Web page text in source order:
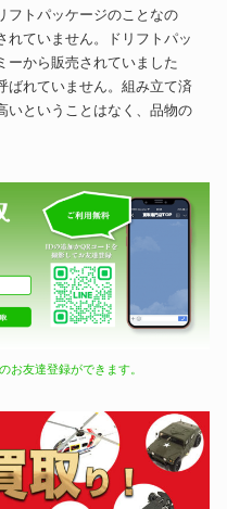
フトパッケージのことなの
れていません。ドリフトパッ
ーから販売されていました
ばれていません。組み立て済
いということはなく、品物の
お友達登録ができます。